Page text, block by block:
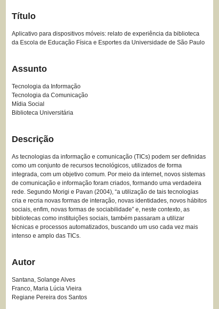
Título
Aplicativo para dispositivos móveis: relato de experiência da biblioteca
da Escola de Educação Física e Esportes da Universidade de São Paulo
Assunto
Tecnologia da Informação
Tecnologia da Comunicação
Mídia Social
Biblioteca Universitária
Descrição
As tecnologias da informação e comunicação (TICs) podem ser definidas
como um conjunto de recursos tecnológicos, utilizados de forma
integrada, com um objetivo comum. Por meio da internet, novos sistemas
de comunicação e informação foram criados, formando uma verdadeira
rede. Segundo Morigi e Pavan (2004), “a utilização de tais tecnologias
cria e recria novas formas de interação, novas identidades, novos hábitos
sociais, enfim, novas formas de sociabilidade” e, neste contexto, as
bibliotecas como instituições sociais, também passaram a utilizar
técnicas e processos automatizados, buscando um uso cada vez mais
intenso e amplo das TICs.
Autor
Santana, Solange Alves
Franco, Maria Lúcia Vieira
Regiane Pereira dos Santos